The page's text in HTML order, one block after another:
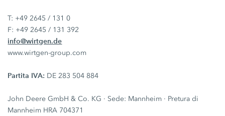
T: +49 2645 / 131 0
F: +49 2645 / 131 392
info@wirtgen.de
www.wirtgen-group.com
Partita IVA: DE 283 504 884
John Deere GmbH & Co. KG · Sede: Mannheim · Pretura di
Mannheim HRA 704371